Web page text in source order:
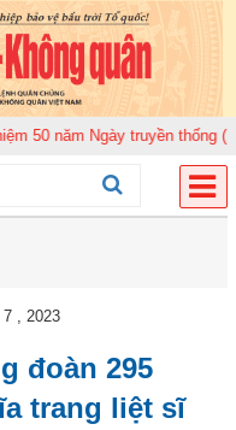
năm Ngày truyền thống (12-11-
, 2023
đoàn 295
trang liệt sĩ